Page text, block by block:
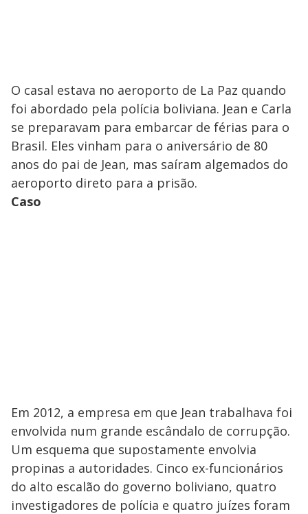
O casal estava no aeroporto de La Paz quando
foi abordado pela polícia boliviana. Jean e Carla
se preparavam para embarcar de férias para o
Brasil. Eles vinham para o aniversário de 80
anos do pai de Jean, mas saíram algemados do
aeroporto direto para a prisão.
Caso
Em 2012, a empresa em que Jean trabalhava foi
envolvida num grande escândalo de corrupção.
Um esquema que supostamente envolvia
propinas a autoridades. Cinco ex-funcionários
do alto escalão do governo boliviano, quatro
investigadores de polícia e quatro juízes foram